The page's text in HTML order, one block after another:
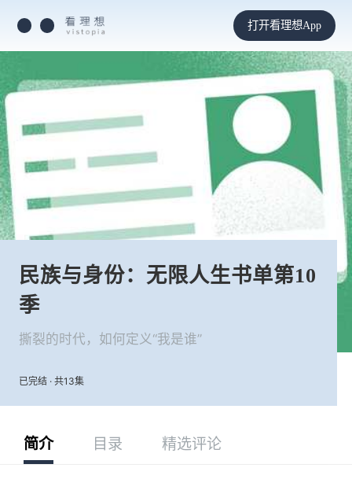
打开看理想App
民族与身份：无限人生书单第10
季
撕裂的时代，如何定义“我是谁”
已完结 · 共13集
简介 目录 精选评论